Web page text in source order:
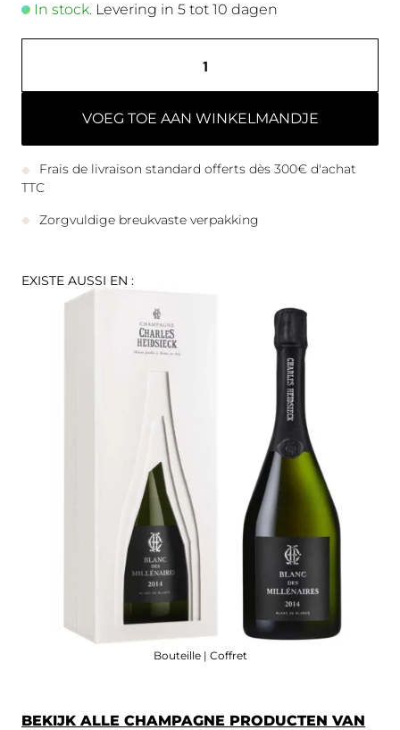
In stock. Levering in 5 tot 10 dagen
VOEG TOE AAN WINKELMANDJE
Frais de livraison standard offerts dès 300€ d'achat
TTC
Zorgvuldige breukvaste verpakking
EXISTE AUSSI EN :
Bouteille | Coffret
BEKIJK ALLE CHAMPAGNE PRODUCTEN VAN